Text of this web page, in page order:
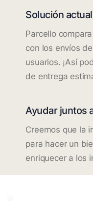
Solución
Parcello
con los envíos
usuarios. ¡Así
de entrega
Ayudar juntos
Creemos que la
para hacer un
enriquecer a los